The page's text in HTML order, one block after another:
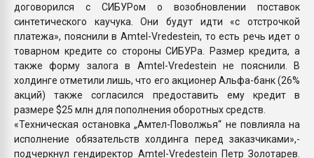
договорился с СИБУРом о возобновлении поставок
синтетического каучука. Они будут идти «с отстрочкой
платежа», пояснили в Amtel-Vredestein, то есть речь идет о
товарном кредите со стороны СИБУРа. Размер кредита, а
также форму залога в Amtel-Vredestein не пояснили. В
холдинге отметили лишь, что его акционер Альфа-банк (26%
акций) также согласился предоставить ему кредит в
размере $25 млн для пополнения оборотных средств.
«Техническая остановка „Амтел-Поволжья“ не повлияла на
исполнение обязательств холдинга перед заказчиками»,-
подчеркнул гендиректор Amtel-Vredestein Петр Золотарев.